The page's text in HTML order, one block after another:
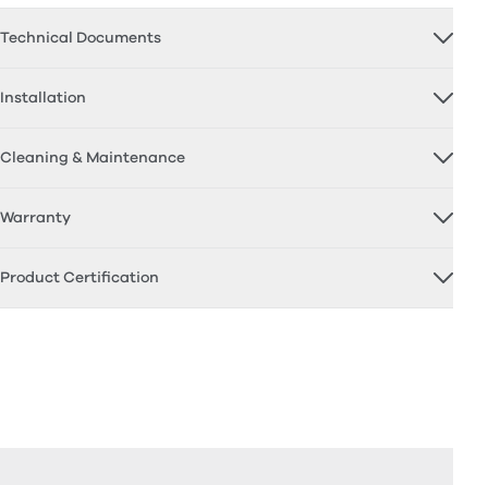
Technical Documents
Installation
Cleaning & Maintenance
Warranty
Product Certification